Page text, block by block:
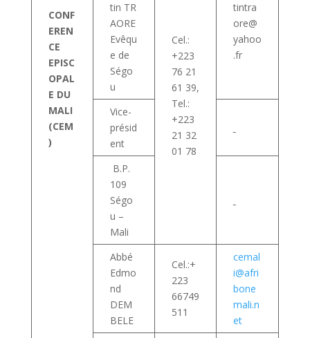
CONF
EREN
CE
EPISC
OPAL
E DU
MALI
(CEM
)
tin TR
AORE
Evêqu
e de
Ségo
u
Cel.:
+223
76 21
61 39,
Tel.:
+223
21 32
01 78
tintra
ore@
yahoo
.fr
Vice-
présid
ent
B.P.
109
Ségo
u –
Mali
Abbé
Edmo
nd
DEM
BELE
Cel.:+
223
66749
511
cemal
i@afri
bone
mali.n
et